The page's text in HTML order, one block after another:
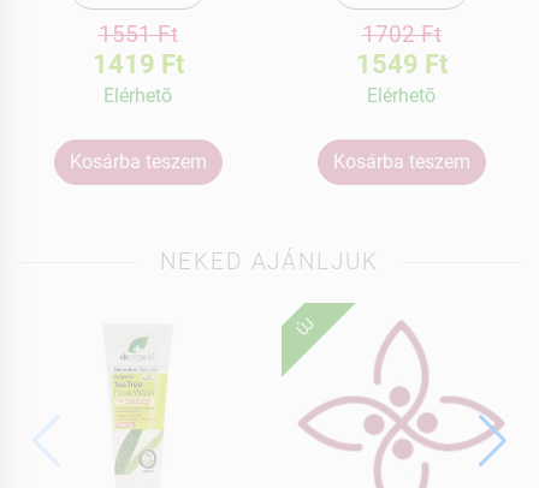
1551 Ft
1419 Ft
Elérhetõ
Kosárba teszem
1702 Ft
1549 Ft
Elérhetõ
Kosárba teszem
NEKED AJÁNLJUK
ÚJ